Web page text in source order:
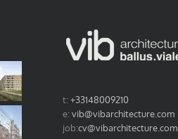
t: +33148009210
e: vib@vibarchitecture.com
job:cv@vibarchitecture.com